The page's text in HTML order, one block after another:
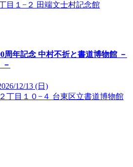
目１−２ 田端文士村記念館
周年記念 中村不折と書道博物館 －
12/13 (日)
丁目１０−４ 台東区立書道博物館